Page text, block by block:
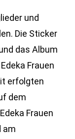
und
Die Sticker
das Album
Frauen
erfolgten
dem
Frauen
am